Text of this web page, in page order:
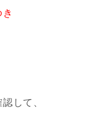
して、